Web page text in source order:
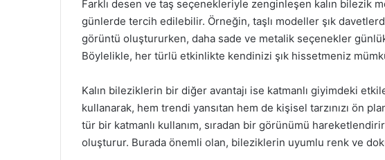
Farklı desen ve taş seçenekleriyle zenginleşen kalın bilezik
günlerde tercih edilebilir. Örneğin, taşlı modeller şık
görüntü oluştururken, daha sade ve metalik seçenekler
Böylelikle, her türlü etkinlikte kendinizi şık hissetmeniz
Kalın bileziklerin bir diğer avantajı ise katmanlı giyimdeki
kullanarak, hem trendi yansıtan hem de kişisel tarzınızı ön
tür bir katmanlı kullanım, sıradan bir görünümü
oluşturur. Burada önemli olan, bileziklerin uyumlu renk ve